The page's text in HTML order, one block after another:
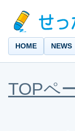
HOME NEWS
TOPペ